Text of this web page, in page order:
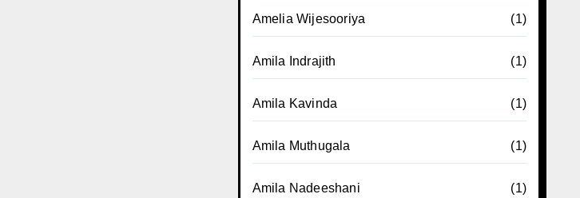
Amelia Wijesooriya (1)
Amila Indrajith (1)
Amila Kavinda (1)
Amila Muthugala (1)
Amila Nadeeshani (1)